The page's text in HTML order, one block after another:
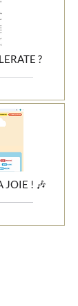
?
JOIE ! 🎶